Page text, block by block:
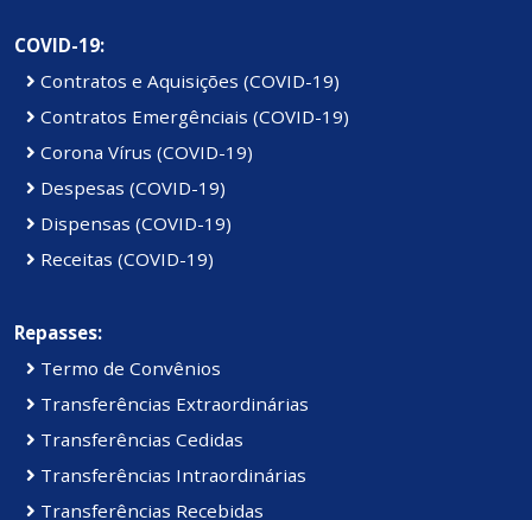
COVID-19:
Contratos e Aquisições (COVID-19)
Contratos Emergênciais (COVID-19)
Corona Vírus (COVID-19)
Despesas (COVID-19)
Dispensas (COVID-19)
Receitas (COVID-19)
Repasses:
Termo de Convênios
Transferências Extraordinárias
Transferências Cedidas
Transferências Intraordinárias
Transferências Recebidas